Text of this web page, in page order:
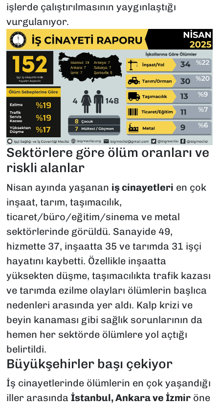
işlerde çalıştırılmasının yaygınlaştığı
vurgulanıyor.
Sektörlere göre ölüm oranları ve
riskli alanlar
Nisan ayında yaşanan iş cinayetleri en çok
inşaat, tarım, taşımacılık,
ticaret/büro/eğitim/sinema ve metal
sektörlerinde görüldü. Sanayide 49,
hizmette 37, inşaatta 35 ve tarımda 31 işçi
hayatını kaybetti. Özellikle inşaatta
yüksekten düşme, taşımacılıkta trafik kazası
ve tarımda ezilme olayları ölümlerin başlıca
nedenleri arasında yer aldı. Kalp krizi ve
beyin kanaması gibi sağlık sorunlarının da
hemen her sektörde ölümlere yol açtığı
belirtildi.
Büyükşehirler başı çekiyor
İş cinayetlerinde ölümlerin en çok yaşandığı
iller arasında İstanbul, Ankara ve İzmiröne